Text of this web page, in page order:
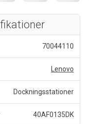
70044110
Lenovo
Dockningsstationer
40AF0135DK